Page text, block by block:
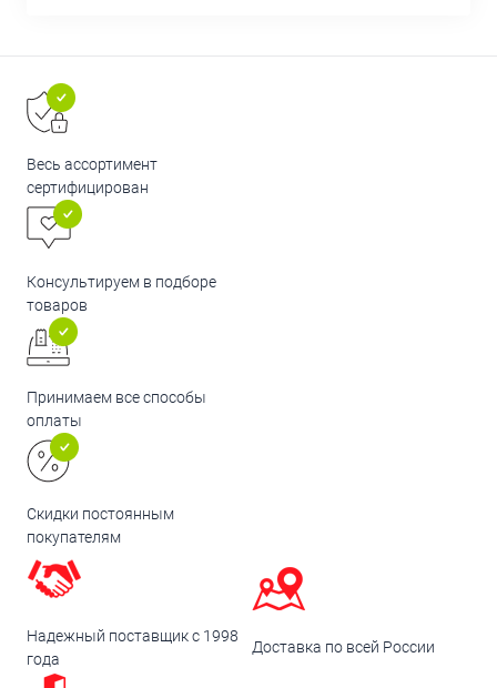
Весь ассортимент
сертифицирован
Консультируем в подборе
товаров
Принимаем все способы
оплаты
Скидки постоянным
покупателям
Надежный поставщик с 1998
года
Доставка по всей России